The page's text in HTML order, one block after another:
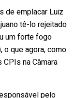
de emplacar Luiz
tê-lo rejeitado
um forte fogo
o que agora, como
na Câmara
pelo